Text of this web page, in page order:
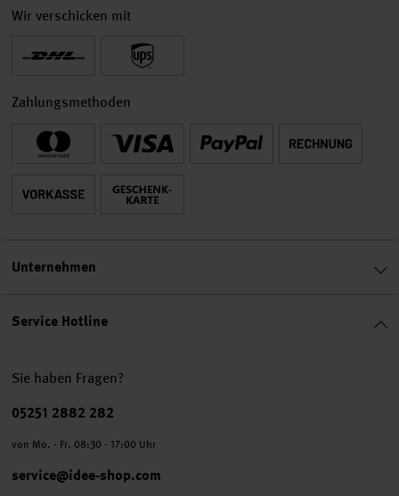
Service Hotline
Sie haben Fragen?
Telefonnummer
05251 2882 282
von Mo. - Fr. 08:30 - 17:00 Uhr
service@idee-shop.com
Wir verschicken mit
Zahlungsmethoden
Unternehmen